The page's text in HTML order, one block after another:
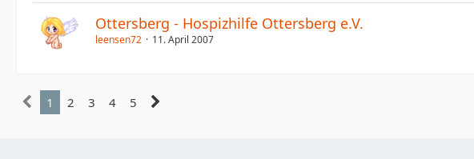
Ottersberg - Hospizhilfe Ottersberg e.V.
leensen72 11. April 2007
1 2 3 4 5